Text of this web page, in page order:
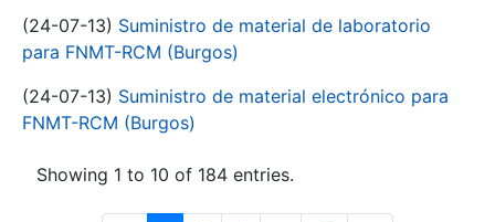
(24-07-13) Suministro de material de laboratorio
para FNMT-RCM (Burgos)
(24-07-13) Suministro de material electrónico para
FNMT-RCM (Burgos)
Showing 1 to 10 of 184 entries.